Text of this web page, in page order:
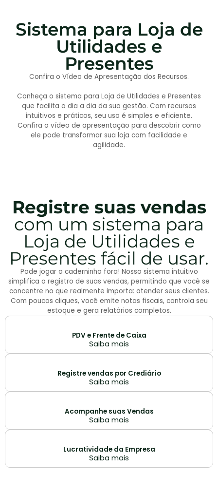
Sistema para Loja de
Utilidades e
Presentes
Confira o Vídeo de Apresentação dos Recursos.
Conheça o sistema para Loja de Utilidades e Presentes
que facilita o dia a dia da sua gestão. Com recursos
intuitivos e práticos, seu uso é simples e eficiente.
Confira o vídeo de apresentação para descobrir como
ele pode transformar sua loja com facilidade e
agilidade.
Registre suas vendas
com um sistema para
Loja de Utilidades e
Presentes fácil de usar.
Pode jogar o caderninho fora! Nosso sistema intuitivo
simplifica o registro de suas vendas, permitindo que você se
concentre no que realmente importa: atender seus clientes.
Com poucos cliques, você emite notas fiscais, controla seu
estoque e gera relatórios completos.
PDV e Frente de Caixa
Saiba mais
Registre vendas por Crediário
Saiba mais
Acompanhe suas Vendas
Saiba mais
Lucratividade da Empresa
Saiba mais